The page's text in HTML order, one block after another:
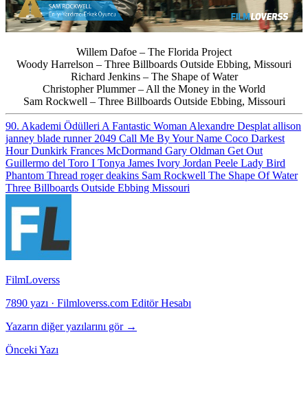
Willem Dafoe – The Florida Project
Woody Harrelson – Three Billboards Outside Ebbing, Missouri
Richard Jenkins – The Shape of Water
Christopher Plummer – All the Money in the World
Sam Rockwell – Three Billboards Outside Ebbing, Missouri
90. Akademi Ödülleri A Fantastic Woman Alexandre Desplat allison
janney blade runner 2049 Call Me By Your Name Coco Darkest
HourDunkirk Frances McDormand Gary Oldman Get Out
Guillermo del Toro I Tonya James Ivory Jordan Peele Lady Bird
Phantom Thread roger deakins Sam Rockwell The Shape Of Water
Three Billboards Outside Ebbing Missouri
FilmLoverss
7890 yazı · Filmloverss.com Editör Hesabı
Yazarın diğer yazılarını gör →
Önceki Yazı